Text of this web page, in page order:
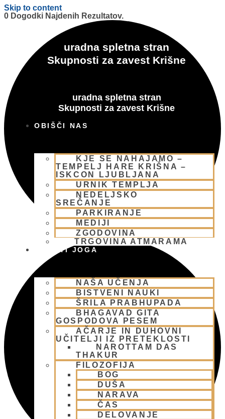
Skip to content
uradna spletna stran
Skupnosti za zavest Krišne
uradna spletna stran
Skupnosti za zavest Krišne
OBIŠČI NAS
KJE SE NAHAJAMO –
TEMPELJ HARE KRIŠNA –
ISKCON LJUBLJANA
URNIK TEMPLJA
NEDELJSKO
SREČANJE
PARKIRANJE
MEDIJI
ZGODOVINA
TRGOVINA ATMARAMA
BHAKTI JOGA
NAŠA UČENJA
BISTVENI NAUKI
ŠRILA PRABHUPADA
BHAGAVAD GITA
GOSPODOVA PESEM
AČARJE IN DUHOVNI
UČITELJI IZ PRETEKLOSTI
NAROTTAM DAS
THAKUR
FILOZOFIJA
BOG
DUŠA
NARAVA
ČAS
DELOVANJE
0 Dogodki Najdenih Rezultatov.